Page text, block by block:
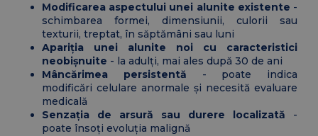
Modificarea aspectului unei alunite existente -
schimbarea formei, dimensiunii, culorii sau
texturii, treptat, în săptămâni sau luni
Apariția unei alunite noi cu caracteristici
neobișnuite - la adulți, mai ales după 30 de ani
Mâncărimea persistentă - poate indica
modificări celulare anormale și necesită evaluare
medicală
Senzația de arsură sau durere localizată -
poate însoți evoluția malignă